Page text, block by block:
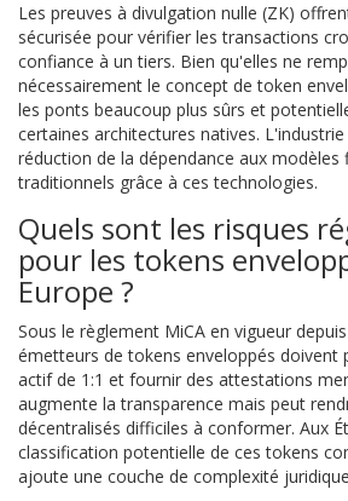
Les preuves à divulgation nulle (ZK)
sécurisée pour vérifier les transactions
confiance à un tiers. Bien qu'elles ne
nécessairement le concept de token
les ponts beaucoup plus sûrs et
certaines architectures natives.
réduction de la dépendance aux modèles
traditionnels grâce à ces technologies.
Quels sont les risques
pour les tokens
Europe ?
Sous le règlement MiCA en vigueur
émetteurs de tokens enveloppés doivent
actif de 1:1 et fournir des attestations
augmente la transparence mais peut
décentralisés difficiles à conformer. Aux
classification potentielle de ces tokens
ajoute une couche de complexité